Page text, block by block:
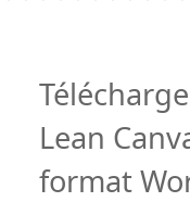
Lean
format